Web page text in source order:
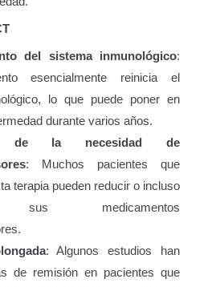
del sistema inmunológico:
esencialmente reinicia el
lo que puede poner en
durante varios años.
de la necesidad de
: Muchos pacientes que
terapia pueden reducir o incluso
sus medicamentos
: Algunos estudios han
de remisión en pacientes que